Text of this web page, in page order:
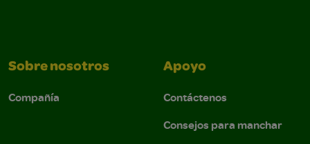
Sobre nosotros
Compañía
Apoyo
Contáctenos
Consejos para manchar